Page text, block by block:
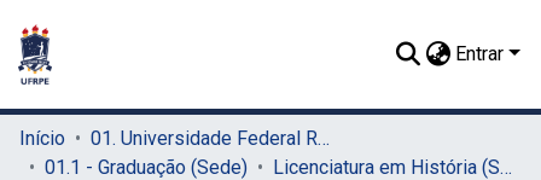
Entrar
Início
01. Universidade Federal Rural de Pernambuco - UFRPE (Sede)
01.1 - Graduação (Sede)
Licenciatura em História (Sede)